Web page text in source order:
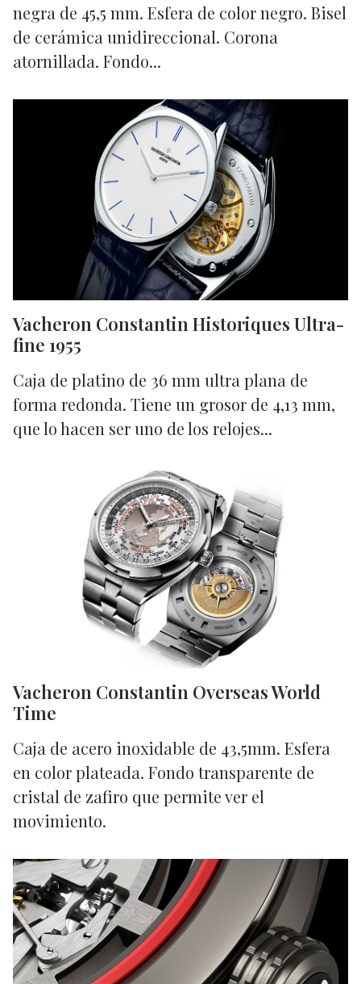
negra de 45,5 mm. Esfera de color negro. Bisel
de cerámica unidireccional. Corona
atornillada. Fondo...
Vacheron Constantin Historiques Ultra-
fine 1955
Caja de platino de 36 mm ultra plana de
forma redonda. Tiene un grosor de 4,13 mm,
que lo hacen ser uno de los relojes...
Vacheron Constantin Overseas World
Time
Caja de acero inoxidable de 43,5mm. Esfera
en color plateada. Fondo transparente de
cristal de zafiro que permite ver el
movimiento.